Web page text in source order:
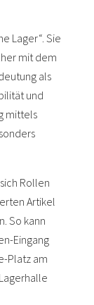
Lager“. Sie
mit dem
als
und
mittels
Rollen
Artikel
So kann
Eingang
Platz am